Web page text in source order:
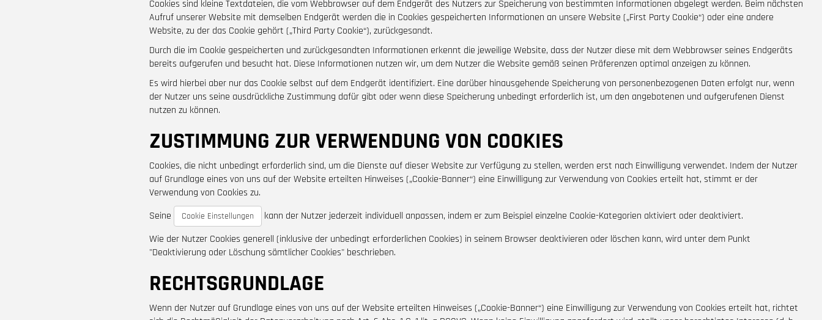
Cookies sind kleine Textdateien, die vom Webbrowser auf dem Endgerät des Nutzers zur Speicherung von bestimmten Informationen abgelegt werden. Beim nächsten
Aufruf unserer Website mit demselben Endgerät werden die in Cookies gespeicherten Informationen an unsere Website („First Party Cookie“) oder eine andere
Website, zu der das Cookie gehört („Third Party Cookie“), zurückgesandt.
Durch die im Cookie gespeicherten und zurückgesandten Informationen erkennt die jeweilige Website, dass der Nutzer diese mit dem Webbrowser seines Endgeräts
bereits aufgerufen und besucht hat. Diese Informationen nutzen wir, um dem Nutzer die Website gemäß seinen Präferenzen optimal anzeigen zu können.
Es wird hierbei aber nur das Cookie selbst auf dem Endgerät identifiziert. Eine darüber hinausgehende Speicherung von personenbezogenen Daten erfolgt nur, wenn
der Nutzer uns seine ausdrückliche Zustimmung dafür gibt oder wenn diese Speicherung unbedingt erforderlich ist, um den angebotenen und aufgerufenen Dienst
nutzen zu können.
ZUSTIMMUNG ZUR VERWENDUNG VON COOKIES
Cookies, die nicht unbedingt erforderlich sind, um die Dienste auf dieser Website zur Verfügung zu stellen, werden erst nach Einwilligung verwendet. Indem der Nutzer
auf Grundlage eines von uns auf der Website erteilten Hinweises („Cookie-Banner“) eine Einwilligung zur Verwendung von Cookies erteilt hat, stimmt er der
Verwendung von Cookies zu.
Seine
Cookie Einstellungen
kann der Nutzer jederzeit individuell anpassen, indem er zum Beispiel einzelne Cookie-Kategorien aktiviert oder deaktiviert.
Wie der Nutzer Cookies generell (inklusive der unbedingt erforderlichen Cookies) in seinem Browser deaktivieren oder löschen kann, wird unter dem Punkt
"Deaktivierung oder Löschung sämtlicher Cookies" beschrieben.
RECHTSGRUNDLAGE
Wenn der Nutzer auf Grundlage eines von uns auf der Website erteilten Hinweises („Cookie-Banner“) eine Einwilligung zur Verwendung von Cookies erteilt hat, richtet